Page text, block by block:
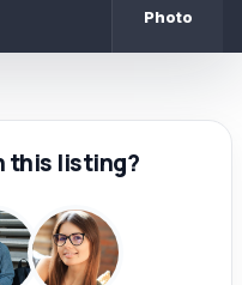
Photo
this listing?